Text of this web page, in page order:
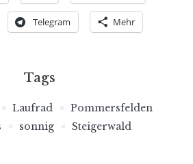
Telegram Mehr
Tags
Laufrad
Pommersfelden
sonnig Steigerwald